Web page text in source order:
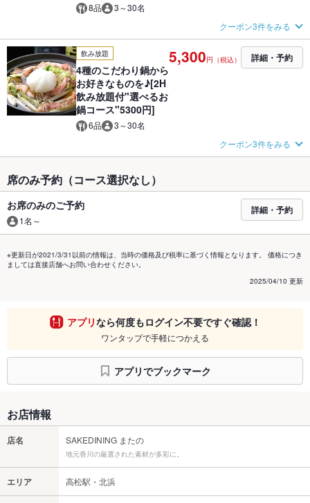
8品 3～30名
クーポン3件をみる
飲み放題
4種のこだわり鍋から
お好きなものを♪[2H
飲み放題付"選べるお
鍋コース"5300円]
6品 3～30名
5,300円（税込） 詳細・予約
クーポン3件をみる
席のみ予約（コース選択なし）
お席のみのご予約
1名～
詳細・予約
※更新日が2021/3/31以前の情報は、当時の価格及び税率に基づく情報となります。 価格につき
ましては直接店舗へお問い合わせください。
2025/04/10 更新
アプリなら何度もログイン不要ですぐ確認！
ワンタップで手軽につかえる
アプリでブックマーク
お店情報
店名 SAKEDINING またの
地元香川の厳選された素材が多彩に。
エリア 高松駅・北浜